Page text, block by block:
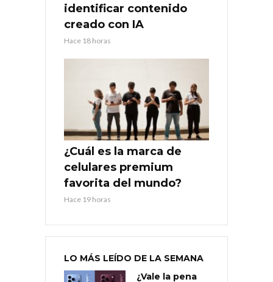
identificar contenido
creado con IA
Hace 18 horas
¿Cuál es la marca de
celulares premium
favorita del mundo?
Hace 19 horas
LO MÁS LEÍDO DE LA SEMANA
¿Vale la pena